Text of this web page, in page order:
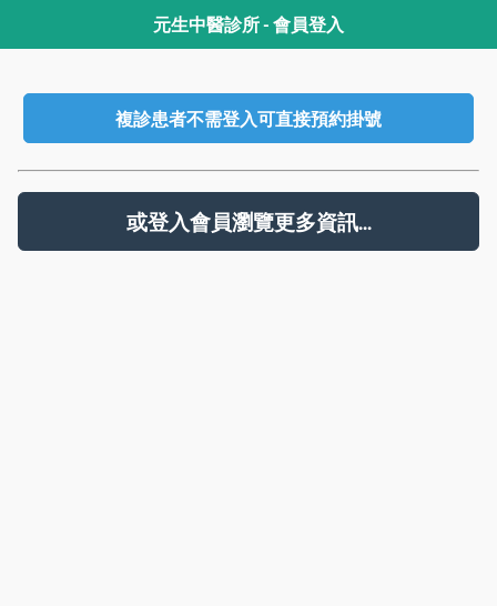
元生中醫診所 - 會員登入
複診患者不需登入可直接預約掛號
或登入會員瀏覽更多資訊...